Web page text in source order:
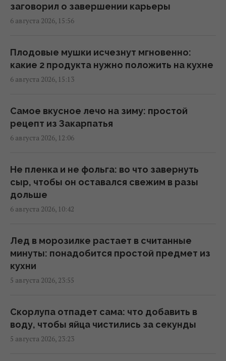
16:54 четверг, 06 августа 2026
достопримечательности будут работать
дольше: какой новый график работы
16:50 четверг, 06 августа 2026
Этот фильм 2010 года признали
величайшим психологическим боевиком в
истории кино
Названо время в планке, которое говорит
об отличной форме после 55 лет
16:00 четверг, 06 августа 2026
Беременную Витвицкую заподозрили в
тайном ЭКО и суррогатном материнстве -
она ответила
15:56 четверг, 06 августа 2026
Почему мы часто просыпаемся именно в 3
часа ночи: объяснение ученых
15:30 четверг, 06 августа 2026
заговорил о завершении карьеры
6 августа 2026, 15:56
Плодовые мушки исчезнут мгновенно:
какие 2 продукта нужно положить на кухне
6 августа 2026, 15:13
Самое вкусное лечо на зиму: простой
рецепт из Закарпатья
6 августа 2026, 12:06
Не пленка и не фольга: во что завернуть
сыр, чтобы он оставался свежим в разы
дольше
6 августа 2026, 10:42
Лед в морозилке растает в считанные
минуты: понадобится простой предмет из
кухни
5 августа 2026, 23:55
Скорлупа отпадет сама: что добавить в
воду, чтобы яйца чистились за секунды
5 августа 2026, 23:23